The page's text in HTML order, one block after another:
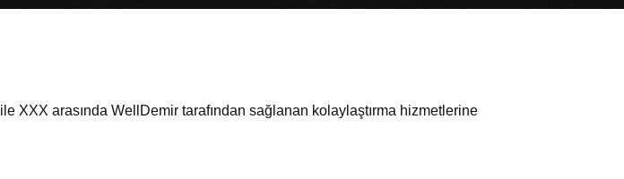
ile XXX arasında WellDemir tarafından sağlanan kolaylaştırma hizmetlerine